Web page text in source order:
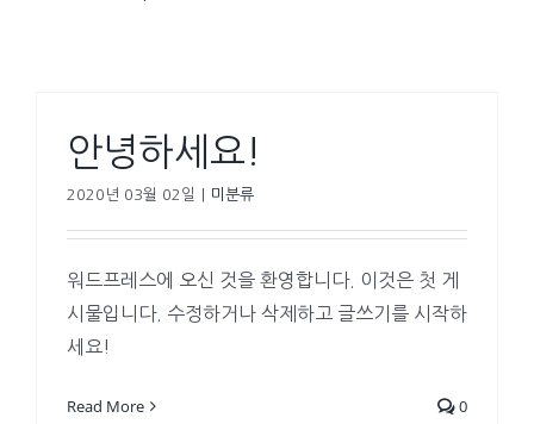
안녕하세요!
2020년 03월 02일 미분류
워드프레스에 오신 것을 환영합니다. 이것은 첫 게
시물입니다. 수정하거나 삭제하고 글쓰기를 시작하
세요!
Read More 0